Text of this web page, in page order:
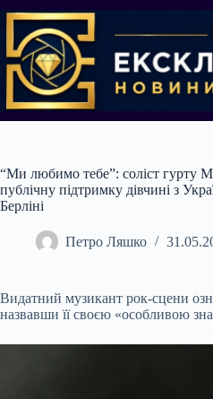
до
вмісту
“Ми любимо тебе”: соліст гурту
публічну підтримку дівчині з
Берліні
Петро Ляшко
Видатний музикант рок-сцени
назвавши її своєю «особливою